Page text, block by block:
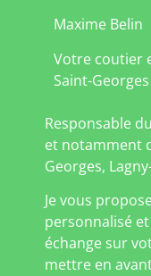
Maxime Belin
Votre coutier
Saint-Georges
Responsable
et notamment
Georges,
Je vous
personnalisé
échange sur
mettre en